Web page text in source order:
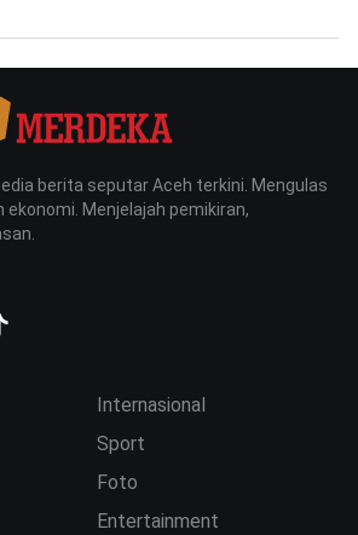
berita seputar Aceh terkini. Mengulas
ekonomi. Menjelajah pemikiran,
Internasional
Sport
Foto
Entertainment